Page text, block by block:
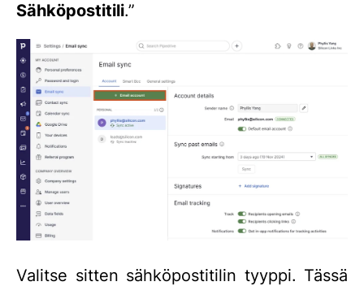
Sähköpostitili.”
Valitse sitten sähköpostitilin tyyppi. Tässä